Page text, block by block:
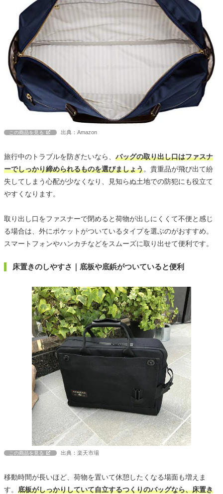
この商品を見る 出典：Amazon
旅行中のトラブルを防ぎたいなら、 バッグの取り出し口はファスナ
ーでしっかり締められるものを選びましょう。貴重品が飛び出て紛
失してしまう心配が少なくなり、見知らぬ土地での防犯にも役立て
やすくなります。
取り出し口をファスナーで閉めると荷物が出しにくくて不便と感じ
る場合は、外にポケットがついているタイプを選ぶのがおすすめ。
スマートフォンやハンカチなどをスムーズに取り出せて便利です。
床置きのしやすさ｜底板や底鋲がついていると便利
この商品を見る 出典：楽天市場
移動時間が長いほど、荷物を置いて休憩したくなる場面も増えま
す。 底板がしっかりしていて自立するつくりのバッグなら、床置き